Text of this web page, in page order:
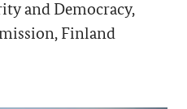
and Democracy,
Finland